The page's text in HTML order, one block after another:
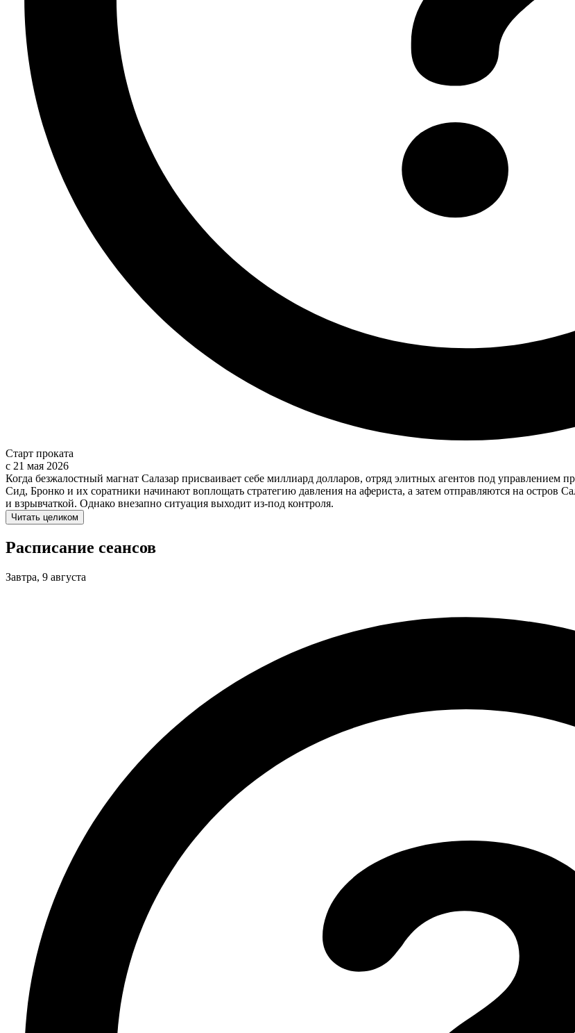
Старт проката
c 21 мая 2026
Когда безжалостный магнат Салазар присваивает себе миллиард долларов, отряд элитных агентов под управлением
Сид, Бронко и их соратники начинают воплощать стратегию давления на афериста, а затем отправляются на остров
и взрывчаткой. Однако внезапно ситуация выходит из-под контроля.
Читать целиком
Расписание сеансов
Завтра, 9 августа